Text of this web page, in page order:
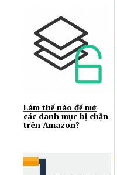
Làm thế nào để mở
các danh mục bị chặn
trên Amazon?